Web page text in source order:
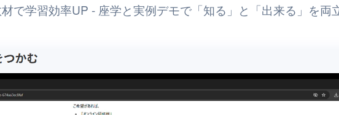
で学習効率UP - 座学と実例デモで「知る」と「出来る」を両